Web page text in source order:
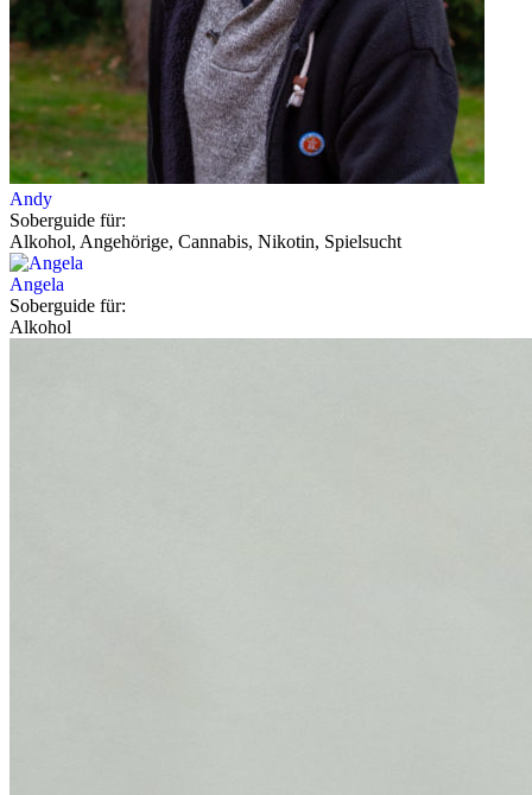
Andy
Soberguide für:
Alkohol, Angehörige, Cannabis, Nikotin, Spielsucht
Angela
Soberguide für:
Alkohol